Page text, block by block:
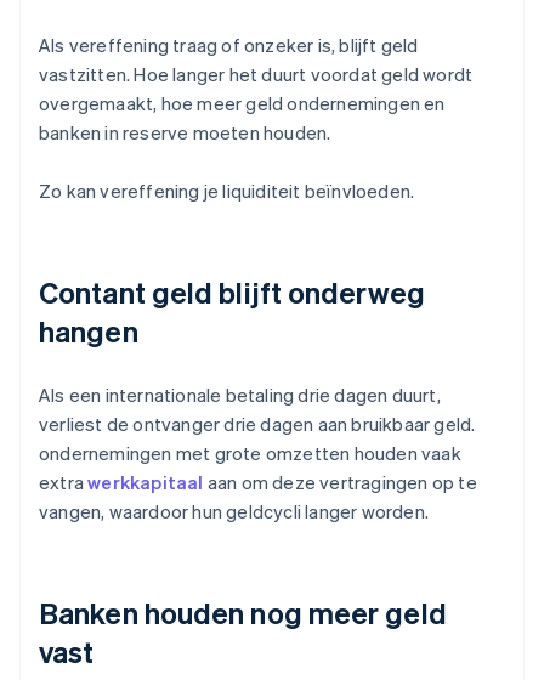
Als vereffening traag of onzeker is, blijft geld
vastzitten. Hoe langer het duurt voordat geld wordt
overgemaakt, hoe meer geld ondernemingen en
banken in reserve moeten houden.
Zo kan vereffening je liquiditeit beïnvloeden.
Contant geld blijft onderweg
hangen
Als een internationale betaling drie dagen duurt,
verliest de ontvanger drie dagen aan bruikbaar geld.
ondernemingen met grote omzetten houden vaak
extrawerkkapitaal aan om deze vertragingen op te
vangen, waardoor hun geldcycli langer worden.
Banken houden nog meer geld
vast